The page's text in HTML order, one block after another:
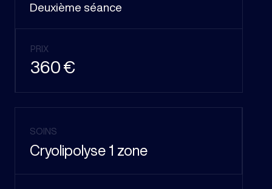
Deuxième séance
PRIX
360 €
SOINS
Cryolipolyse 1 zone